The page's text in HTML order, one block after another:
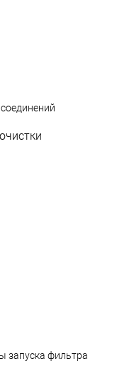
запуска фильтра